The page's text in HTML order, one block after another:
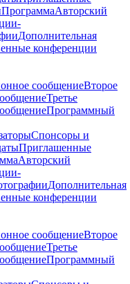
ПрограммаАвторский
Дополнительная
конференции
сообщениеВторое
Третье
Программный
Спонсоры и
Приглашенные
Авторский
Дополнительная
конференции
сообщениеВторое
Третье
Программный